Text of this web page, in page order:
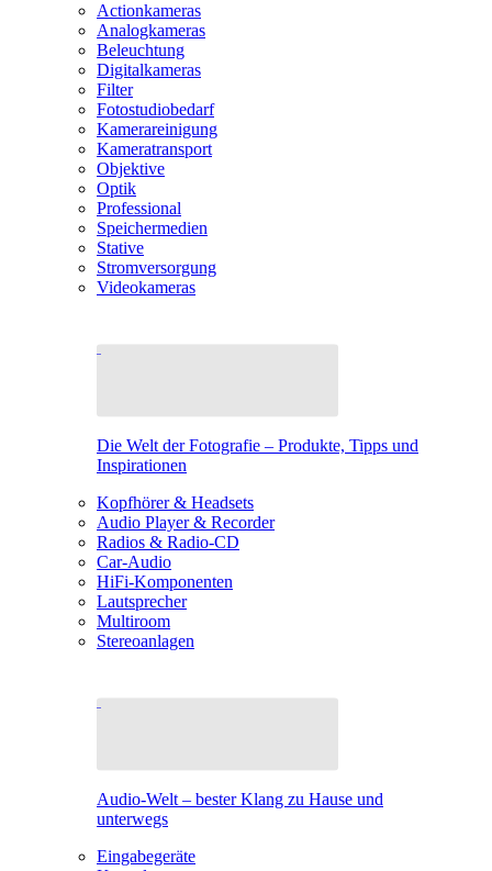
Actionkameras
Analogkameras
Beleuchtung
Digitalkameras
Filter
Fotostudiobedarf
Kamerareinigung
Kameratransport
Objektive
Optik
Professional
Speichermedien
Stative
Stromversorgung
Videokameras
Die Welt der Fotografie – Produkte, Tipps und
Inspirationen
Kopfhörer & Headsets
Audio Player & Recorder
Radios & Radio-CD
Car-Audio
HiFi-Komponenten
Lautsprecher
Multiroom
Stereoanlagen
Audio-Welt – bester Klang zu Hause und
unterwegs
Eingabegeräte